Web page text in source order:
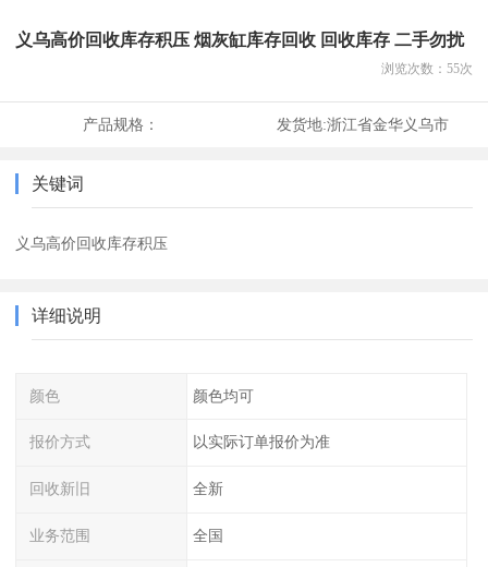
义乌高价回收库存积压 烟灰缸库存回收 回收库存 二手勿扰
浏览次数： 55次
产品规格： 发货地:浙江省金华义乌市
关键词
义乌高价回收库存积压
详细说明
颜色 颜色均可
报价方式 以实际订单报价为准
回收新旧 全新
业务范围 全国